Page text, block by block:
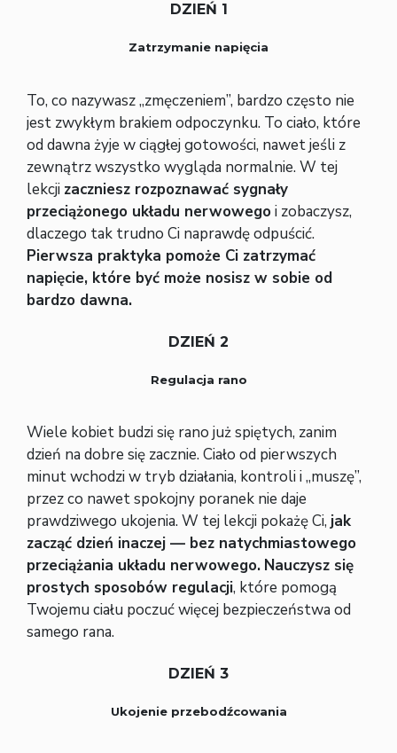
DZIEŃ 1
Zatrzymanie napięcia
To, co nazywasz „zmęczeniem”, bardzo często nie
jest zwykłym brakiem odpoczynku. To ciało, które
od dawna żyje w ciągłej gotowości, nawet jeśli z
zewnątrz wszystko wygląda normalnie. W tej
lekcji zaczniesz rozpoznawać sygnały
przeciążonego układu nerwowegoi zobaczysz,
dlaczego tak trudno Ci naprawdę odpuścić.
Pierwsza praktyka pomoże Ci zatrzymać
napięcie, które być może nosisz w sobie od
bardzo dawna.
DZIEŃ 2
Regulacja rano
Wiele kobiet budzi się rano już spiętych, zanim
dzień na dobre się zacznie. Ciało od pierwszych
minut wchodzi w tryb działania, kontroli i „muszę”,
przez co nawet spokojny poranek nie daje
prawdziwego ukojenia. W tej lekcji pokażę Ci, jak
zacząć dzień inaczej — bez natychmiastowego
przeciążania układu nerwowego. Nauczysz się
prostych sposobów regulacji, które pomogą
Twojemu ciału poczuć więcej bezpieczeństwa od
samego rana.
DZIEŃ 3
Ukojenie przebodźcowania